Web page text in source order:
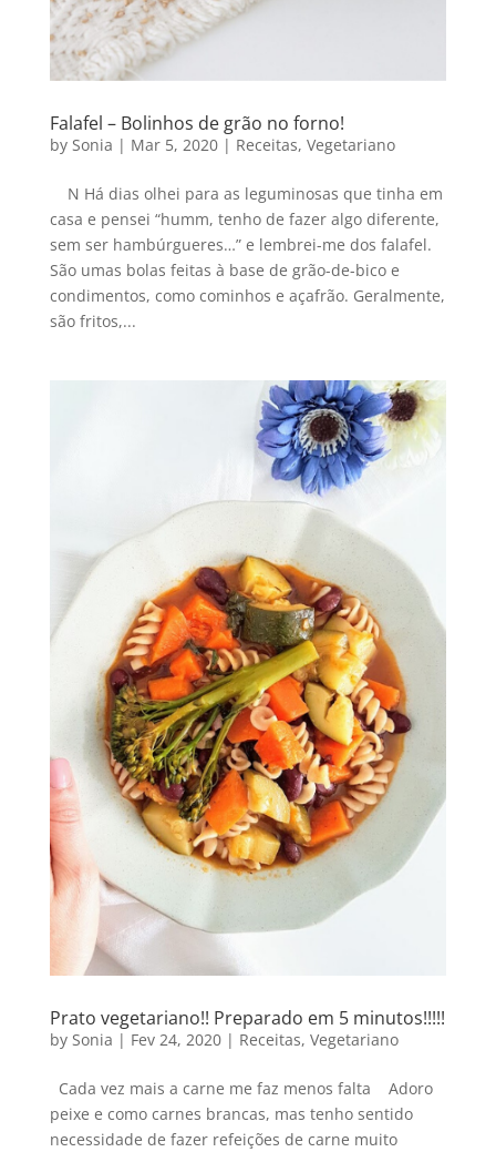
Falafel – Bolinhos de grão no forno!
by Sonia | Mar 5, 2020| Receitas, Vegetariano
N Há dias olhei para as leguminosas que tinha em
casa e pensei “humm, tenho de fazer algo diferente,
sem ser hambúrgueres…” e lembrei-me dos falafel.
São umas bolas feitas à base de grão-de-bico e
condimentos, como cominhos e açafrão. Geralmente,
são fritos,...
Prato vegetariano!! Preparado em 5 minutos!!!!!
by Sonia | Fev 24, 2020| Receitas, Vegetariano
Cada vez mais a carne me faz menos falta Adoro
peixe e como carnes brancas, mas tenho sentido
necessidade de fazer refeições de carne muito